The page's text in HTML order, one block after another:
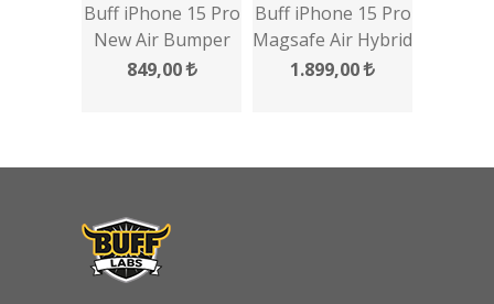
Buff iPhone 15 Pro
New Air Bumper
Kılıf
849,00
Buff iPhone 15 Pro
Magsafe Air Hybrid
Kılıf
1.899,00